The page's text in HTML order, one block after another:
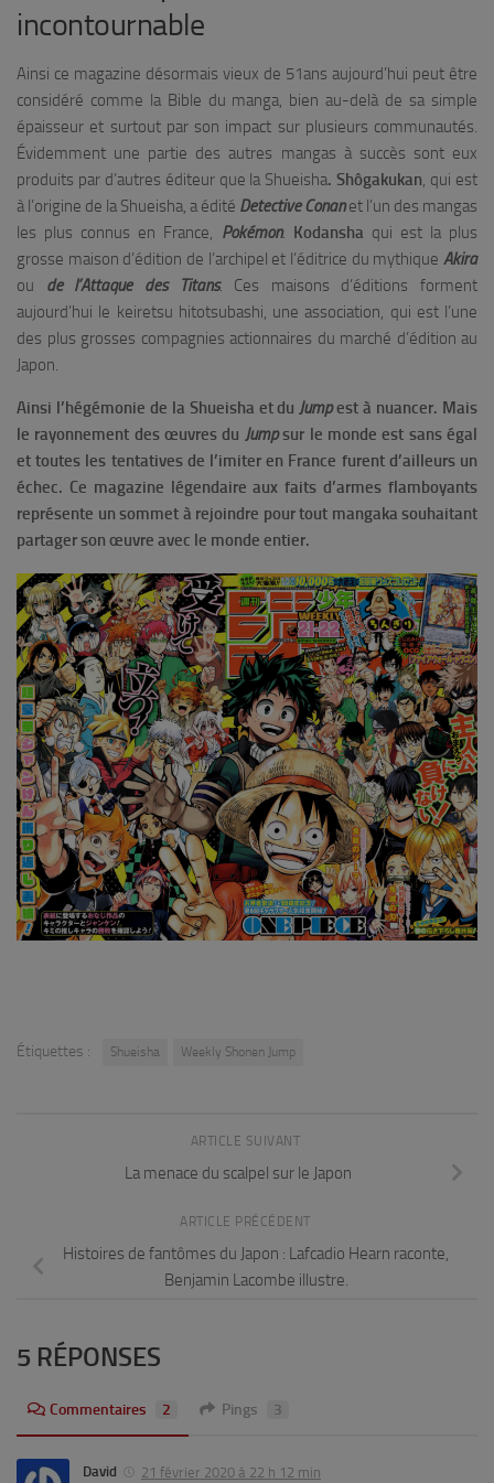
incontournable
Ainsi ce magazine désormais vieux de 51ans aujourd’hui peut être
considéré comme la Bible du manga, bien au-delà de sa simple
épaisseur et surtout par son impact sur plusieurs communautés.
Évidemment une partie des autres mangas à succès sont eux
produits par d’autres éditeur que la Shueisha. Shôgakukan, qui est
à l’origine de la Shueisha, a édité Detective Conanet l’un des mangas
les plus connus en France, Pokémon. Kodansha qui est la plus
grosse maison d’édition de l’archipel et l’éditrice du mythique Akira
ou de l’Attaque des Titans. Ces maisons d’éditions forment
aujourd’hui le keiretsu hitotsubashi, une association, qui est l’une
des plus grosses compagnies actionnaires du marché d’édition au
Japon.
Ainsi l’hégémonie de la Shueisha et duJumpest à nuancer. Mais
le rayonnement des œuvres du Jumpsur le monde est sans égal
et toutes les tentatives de l’imiter en France furent d’ailleurs un
échec. Ce magazine légendaire aux faits d’armes flamboyants
représente un sommet à rejoindre pour tout mangaka souhaitant
partager son œuvre avec le monde entier.
Étiquettes : Shueisha Weekly Shonen Jump
ARTICLE SUIVANT
La menace du scalpel sur le Japon
ARTICLE PRÉCÉDENT
Histoires de fantômes du Japon : Lafcadio Hearn raconte,
Benjamin Lacombe illustre.
5 RÉPONSES
Commentaires 2 Pings 3
David
21 février 2020 à 22 h 12 min